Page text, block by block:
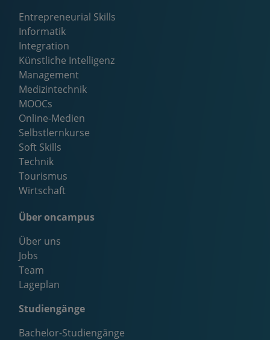
Entrepreneurial Skills
Informatik
Integration
Künstliche Intelligenz
Management
Medizintechnik
MOOCs
Online-Medien
Selbstlernkurse
Soft Skills
Technik
Tourismus
Wirtschaft
Über oncampus
Über uns
Jobs
Team
Lageplan
Studiengänge
Bachelor-Studiengänge